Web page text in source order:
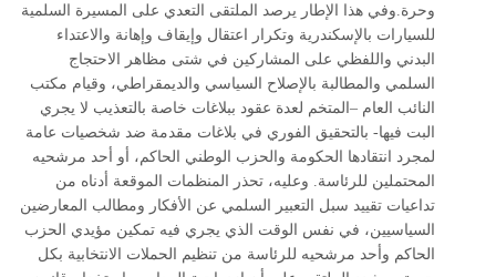
وحرة.وفي هذا الإطار يرصد الملتقى التعدي على المسيرة السلمية
للسيارات بالإسكندرية وتكرار اعتقال وإيقاف وإهانة والاعتداء
البدني واللفظي على المشاركين في شتى مظاهر الاحتجاج
السلمي والمطالبة بالإصلاح السياسي والديمقراطي، وقيام مكتب
النائب العام –المتخم لعدة عقود ببلاغات خاصة بالتعذيب لا يجري
البت فيها- بالتحقيق الفوري في بلاغات مقدمة ضد شخصيات عامة
لمجرد انتقادها الحكومة والحزب الوطني الحاكم، أو أحد مرشحيه
المحتملين للرئاسة. وعليه، تحذر المنظمات الموقعة أدناه من
تداعيات تقييد سبل التعبير السلمي عن الأفكار ومطالب المعارضين
السياسيين، في نفس الوقت الذي يجري فيه تمكين مؤيدي الحزب
الحاكم وأحد مرشحيه للرئاسة من تنظيم الحملات الانتخابية بكل